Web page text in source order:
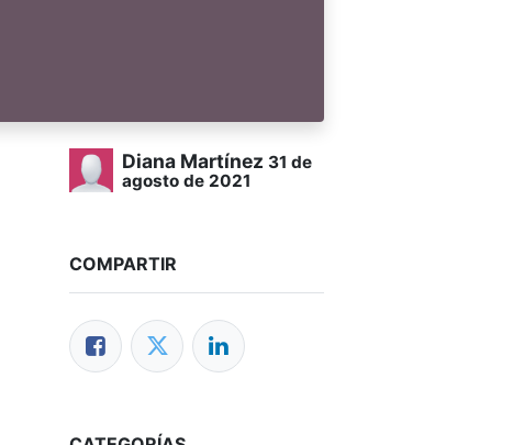
Diana Martínez 31 de
agosto de 2021
COMPARTIR